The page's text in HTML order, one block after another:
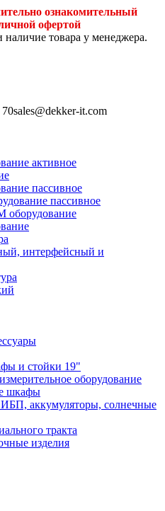
ознакомительный
офертой
товара у менеджера.
70sales@dekker-it.com
активное
пассивное
пассивное
оборудование
интерфейсный и
и стойки 19"
оборудование
шкафы
аккумуляторы, солнечные
тракта
изделия